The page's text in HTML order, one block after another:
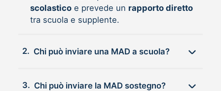
scolasticoe prevede un rapporto diretto
tra scuola e supplente.
2. Chi può inviare una MAD a scuola?
3. Chi può inviare la MAD sostegno?